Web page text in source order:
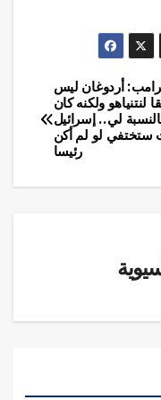
أردوغان ليس
لنتنياهو ولكنه كان
لي.. إسرائيل
ستختفي لو لم أكن
رئيسا